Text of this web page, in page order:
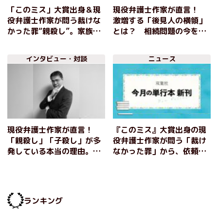
「このミス」大賞出身＆現
役弁護士作家が問う裁けな
かった罪“親殺し”。家族の
弁護士・一坊寺陽子』田村
現役弁護士作家が直言！
激増する「後見人の横領」
とは？ 相続問題の今を追
和大 【インタビュー後
編】
インタビュー・対談
現役弁護士作家が直言！
「親殺し」「子殺し」が多
発している本当の理由。
ニュース
『このミス』大賞出身の現
役弁護士作家が問う「裁け
なかった罪」から、依頼主
ランキング